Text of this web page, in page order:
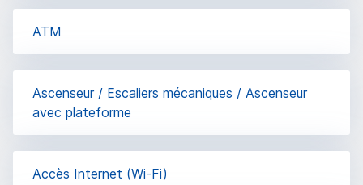
ΑΤΜ
Ascenseur / Escaliers mécaniques / Ascenseur
avec plateforme
Accès Internet (Wi-Fi)